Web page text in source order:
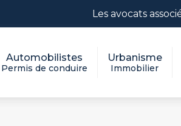
Les avocats
Automobilistes
Permis de conduire
Urbanisme
Immobilier